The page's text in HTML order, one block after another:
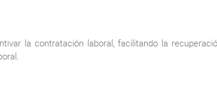
la contratación laboral, facilitando la